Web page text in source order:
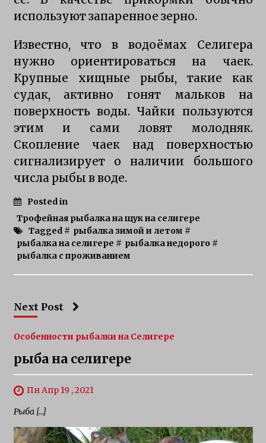
используют запаренное зерно.
Известно, что в водоёмах Селигера
нужно ориентироваться на чаек.
Крупные хищные рыбы, такие как
судак, активно гонят мальков на
поверхность воды. Чайки пользуются
этим и сами ловят молодняк.
Скопление чаек над поверхностью
сигнализирует о наличии большого
числа рыбы в воде.
Posted in
Трофейная рыбалка на щук на селигере
Tagged # рыбалка зимой и летом #
рыбалка на селигере # рыбалка недорого #
рыбалка с проживанием
Next Post
Особенности рыбалки на Селигере
рыба на селигере
Пн Апр 19 , 2021
Рыба […]